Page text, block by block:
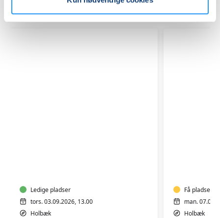
Relaterede hold
Ledige pladser
tors. 03.09.2026, 13.00
Holbæk
Få pladser
man.
Holbæk